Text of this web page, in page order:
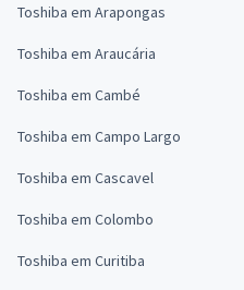
Toshiba em Arapongas
Toshiba em Araucária
Toshiba em Cambé
Toshiba em Campo Largo
Toshiba em Cascavel
Toshiba em Colombo
Toshiba em Curitiba